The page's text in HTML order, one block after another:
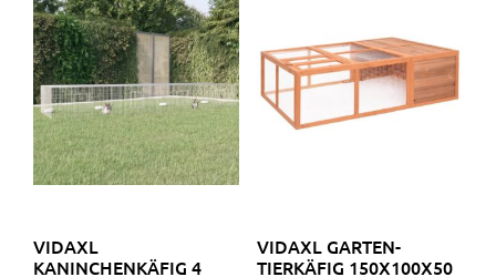
VIDAXL
KANINCHENKÄFIG 4
VIDAXL GARTEN-
TIERKÄFIG 150X100X50